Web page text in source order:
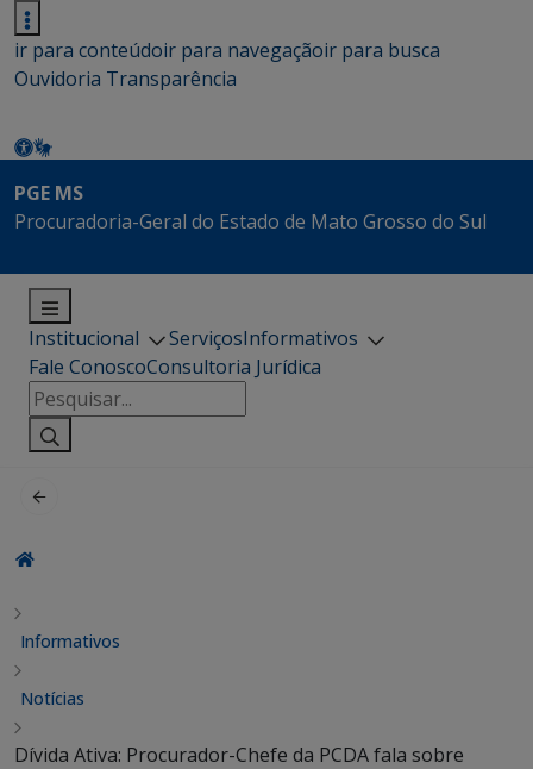
ir para conteúdoir para navegaçãoir para busca
Ouvidoria Transparência
PGE MS
Procuradoria-Geral do Estado de Mato Grosso do Sul
Institucional ServiçosInformativos
Fale ConoscoConsultoria Jurídica
Pesquisar
por:
Informativos
Notícias
Dívida Ativa: Procurador-Chefe da PCDA fala sobre